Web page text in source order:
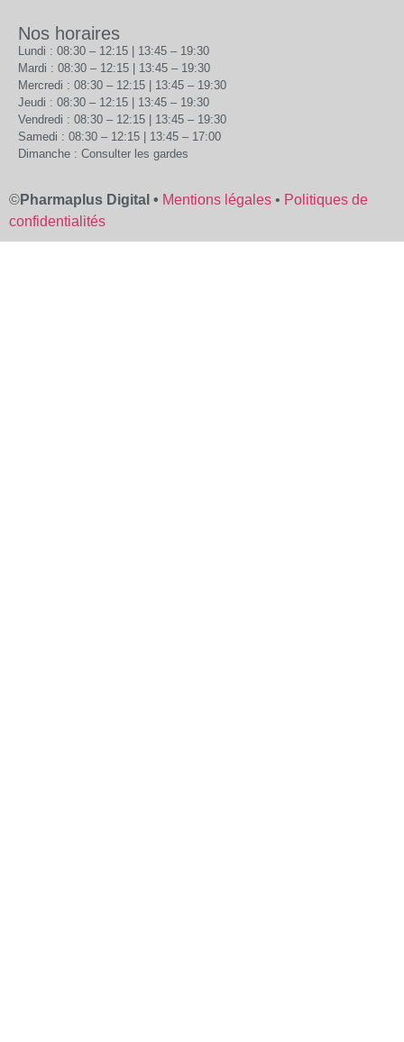
Nos horaires
Lundi : 08:30 – 12:15 | 13:45 – 19:30
Mardi : 08:30 – 12:15 | 13:45 – 19:30
Mercredi : 08:30 – 12:15 | 13:45 – 19:30
Jeudi : 08:30 – 12:15 | 13:45 – 19:30
Vendredi : 08:30 – 12:15 | 13:45 – 19:30
Samedi : 08:30 – 12:15 | 13:45 – 17:00
Dimanche : Consulter les gardes
©Pharmaplus Digital • Mentions légales • Politiques de
confidentialités